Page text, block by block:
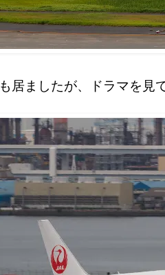
も居ましたが、ドラマを見